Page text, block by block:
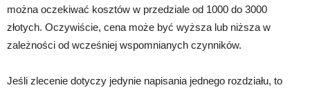
można oczekiwać kosztów w przedziale od 1000 do 3000
złotych. Oczywiście, cena może być wyższa lub niższa w
zależności od wcześniej wspomnianych czynników.
Jeśli zlecenie dotyczy jedynie napisania jednego rozdziału, to